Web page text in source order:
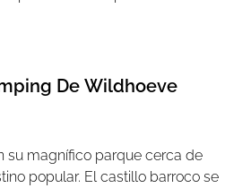
sacarán provecho de su dinero:
real) Het Loo y el Veluwe.
praderas y brezales,
ciervos, venados y otros
podrá pasear con un burro
De Wildhoeve
su magnífico parque cerca de
popular. El castillo barroco se